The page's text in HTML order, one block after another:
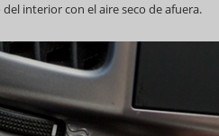
interior con el aire seco de afuera.